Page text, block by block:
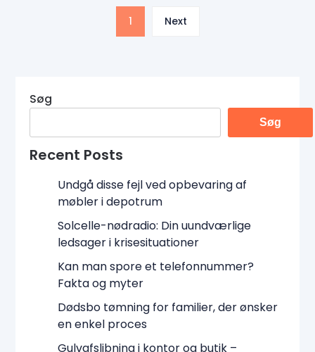
1 Next
Søg
Søg
Recent Posts
Undgå disse fejl ved opbevaring af
møbler i depotrum
Solcelle-nødradio: Din uundværlige
ledsager i krisesituationer
Kan man spore et telefonnummer?
Fakta og myter
Dødsbo tømning for familier, der ønsker
en enkel proces
Gulvafslibning i kontor og butik –